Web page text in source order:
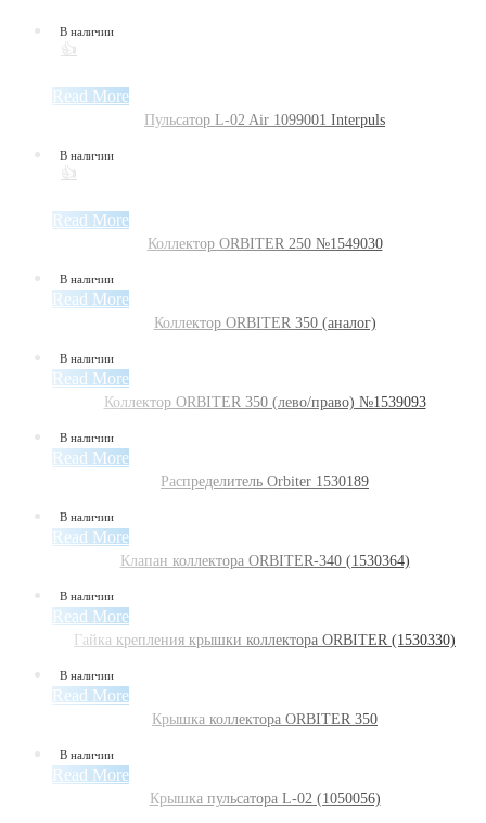
В наличии
👍
Read More
Пульсатор L-02 Air 1099001 Interpuls
В наличии
👍
Read More
Коллектор ORBITER 250 №1549030
В наличии
Read More
Коллектор ORBITER 350 (аналог)
В наличии
Read More
Коллектор ORBITER 350 (лево/право) №1539093
В наличии
Read More
Распределитель Orbiter 1530189
В наличии
Read More
Клапан коллектора ORBITER-340 (1530364)
В наличии
Read More
Гайка крепления крышки коллектора ORBITER (1530330)
В наличии
Read More
Крышка коллектора ORBITER 350
В наличии
Read More
Крышка пульсатора L-02 (1050056)